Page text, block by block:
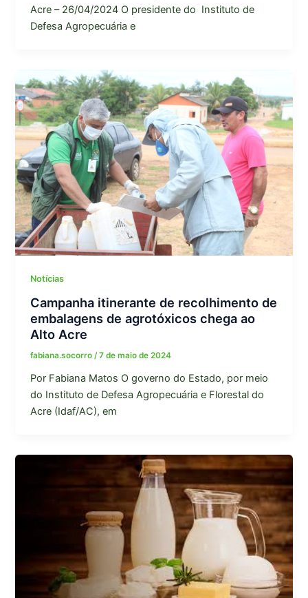
Acre – 26/04/2024 O presidente do Instituto de
Defesa Agropecuária e
Notícias
Campanha itinerante de recolhimento de
embalagens de agrotóxicos chega ao
Alto Acre
fabiana.socorro/7 de maio de 2024
Por Fabiana Matos O governo do Estado, por meio
do Instituto de Defesa Agropecuária e Florestal do
Acre (Idaf/AC), em